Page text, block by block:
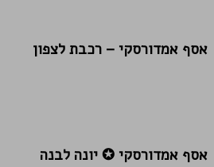
אסף אמדורסקי – רכבת לצפון
אסף אמדורסקי ✪ יונה לבנה